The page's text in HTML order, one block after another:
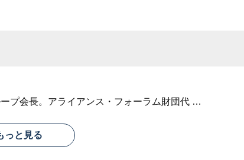
プ会長。アライアンス・フォーラム財団代 …
っと見る